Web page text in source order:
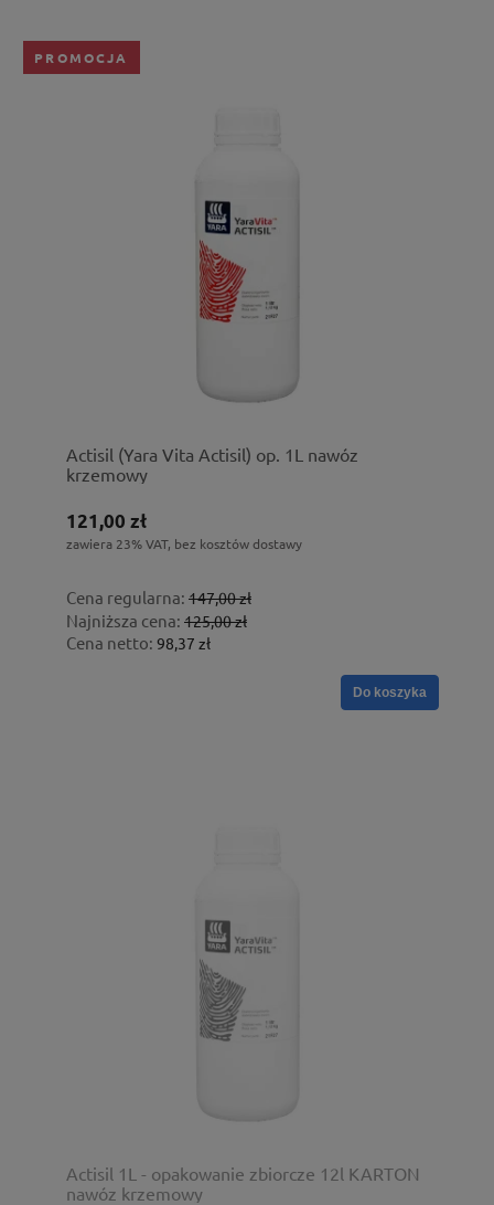
Actisil (Yara Vita Actisil) op. 1L nawóz
krzemowy
121,00 zł
zawiera 23% VAT, bez kosztów dostawy
Cena regularna: 147,00 zł
Najniższa cena: 125,00 zł
Cena netto: 98,37 zł
Do koszyka
PROMOCJA
Actisil 1L - opakowanie zbiorcze 12l KARTON
nawóz krzemowy